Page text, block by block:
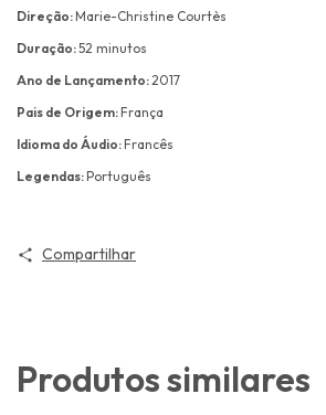
Direção:Marie-Christine Courtès
Duração:52 minutos
Ano de Lançamento:2017
Pais de Origem:França
Idioma do Áudio:Francês
Legendas:Português
Compartilhar
Produtos similares